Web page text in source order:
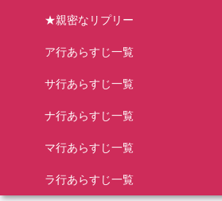
★親密なリプリー
ア行あらすじ一覧
サ行あらすじ一覧
ナ行あらすじ一覧
マ行あらすじ一覧
ラ行あらすじ一覧